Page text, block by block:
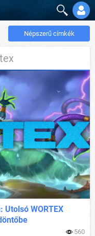
Népszerű címkék
WORTEX
560